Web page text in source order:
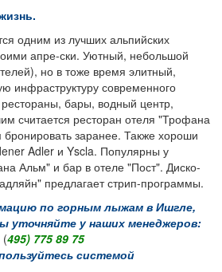
одним из лучших альпийских
апре-ски. Уютный, небольшой
но в тоже время элитный,
инфраструктуру современного
бары, водный центр,
считается ресторан отеля "Трофана
бронировать заранее. Также хороши
Adler и Yscla. Популярны у
Альм" и бар в отеле "Пост". Диско-
предлагает стрип-программы.
по горным лыжам в Ишгле,
уточняйте у наших менеджеров:
(495) 775 89 75
системой